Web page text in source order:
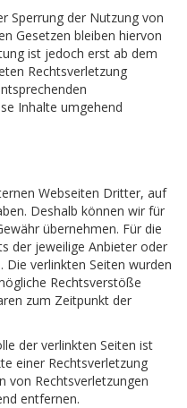
Sperrung der Nutzung von
Gesetzen bleiben hiervon
ist jedoch erst ab dem
Rechtsverletzung
Inhalte umgehend
Webseiten Dritter, auf
Deshalb können wir für
übernehmen. Für die
der jeweilige Anbieter oder
verlinkten Seiten wurden
Rechtsverstöße
zum Zeitpunkt der
der verlinkten Seiten ist
einer Rechtsverletzung
von Rechtsverletzungen
entfernen.